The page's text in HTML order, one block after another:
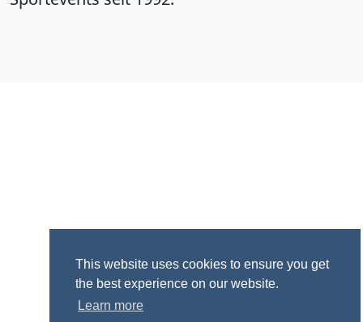
This website uses cookies to ensure you get
the best experience on our website.
Learn more